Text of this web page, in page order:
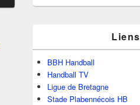
Liens
BBH Handball
Handball TV
Ligue de Bretagne
Stade Plabennécois HB